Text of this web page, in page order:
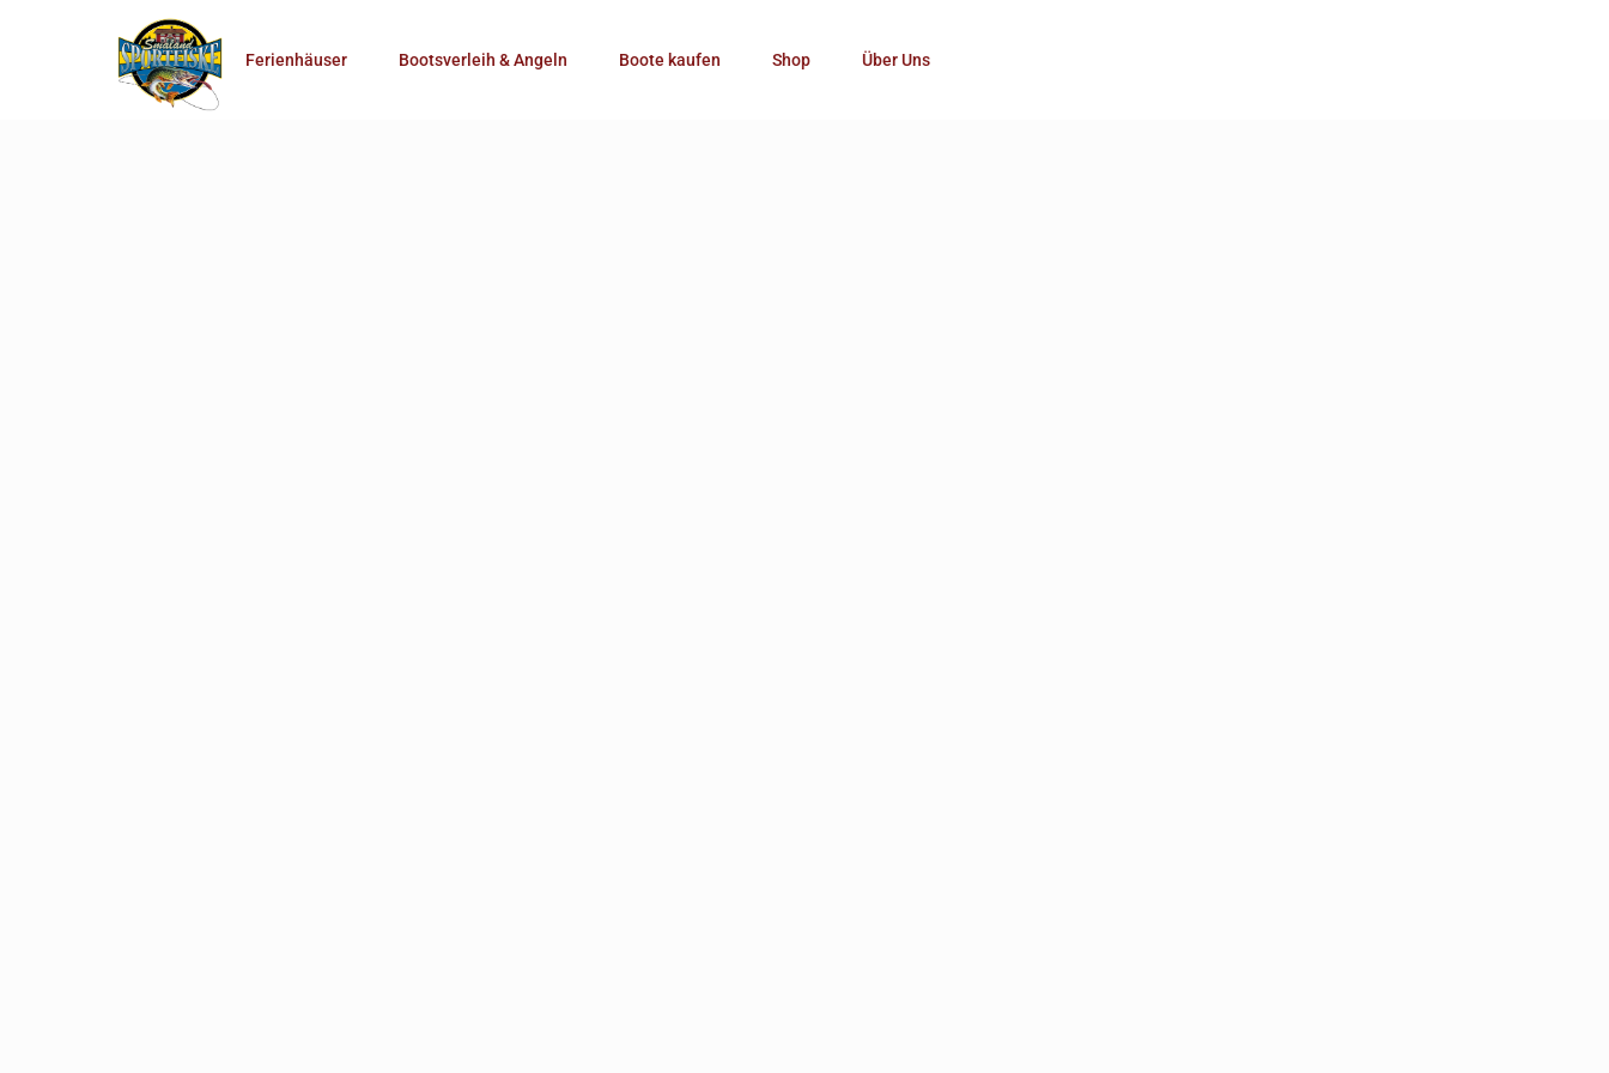
Ferienhäuser Bootsverleih & Angeln Boote kaufen Shop Über Uns
Mehr Suchoptionen